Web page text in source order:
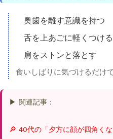
奥歯を離す意識を持つ
舌を上あごに軽くつける
肩をストンと落とす
食いしばりに気づけるだけ
▶ 関連記事：
🔎 40代の「夕方に顔が四角く